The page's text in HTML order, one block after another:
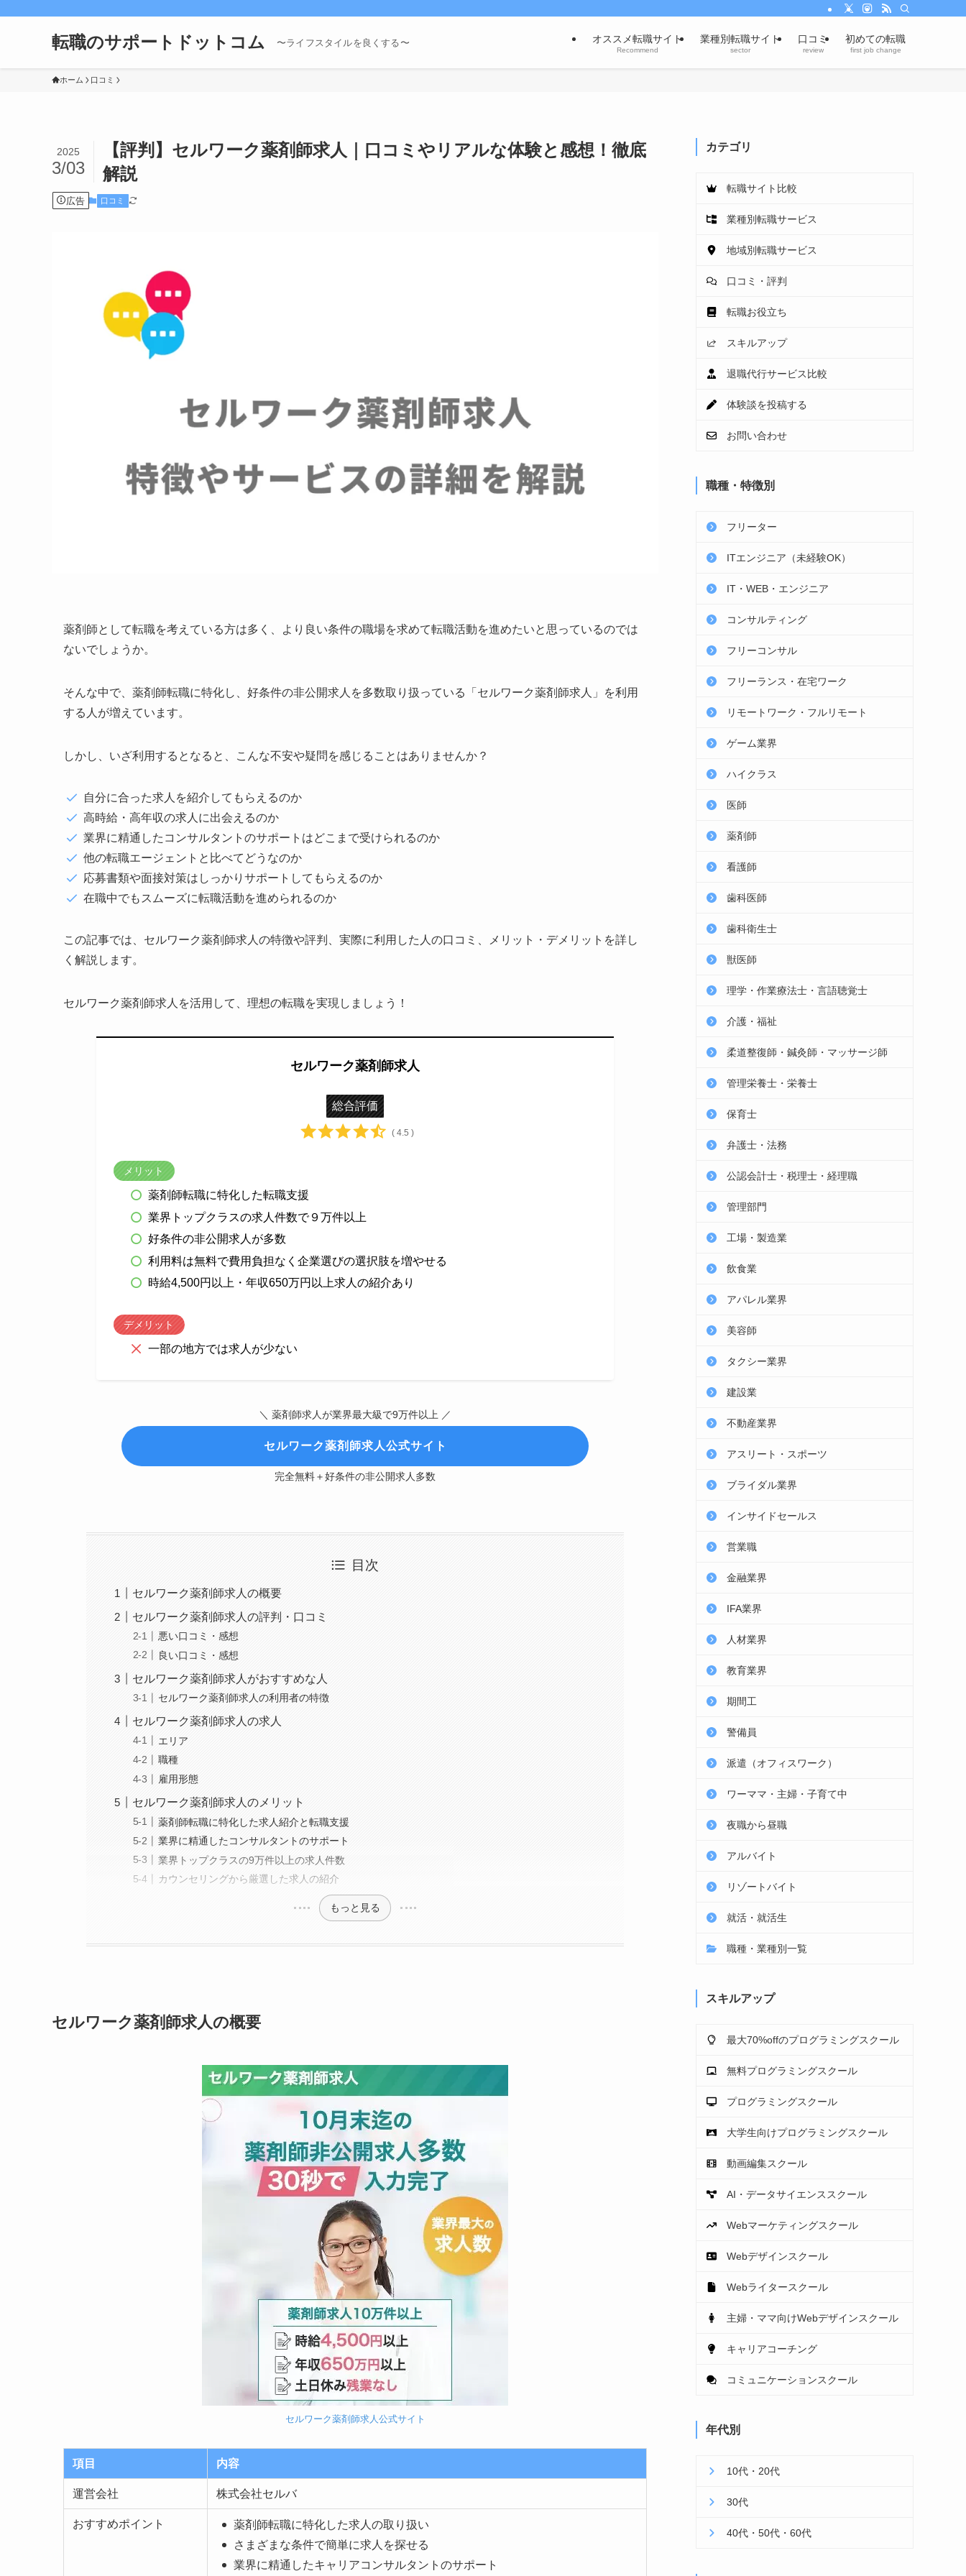
転職のサポートドットコム 〜ライフスタイルを良くする〜 オススメ転職サイト
Recommend
業種別転職サイト
sector
口コミ
review
初めての転職
first job change
ホーム 口コミ
【評判】セルワーク薬剤師求人｜口コミやリアルな体験と感想！徹底
解説
2025
3/03
広告 口コミ
薬剤師として転職を考えている方は多く、より良い条件の職場を求めて転職活動を進めたいと思っているのでは
ないでしょうか。
そんな中で、薬剤師転職に特化し、好条件の非公開求人を多数取り扱っている「セルワーク薬剤師求人」を利用
する人が増えています。
しかし、いざ利用するとなると、こんな不安や疑問を感じることはありませんか？
自分に合った求人を紹介してもらえるのか
高時給・高年収の求人に出会えるのか
業界に精通したコンサルタントのサポートはどこまで受けられるのか
他の転職エージェントと比べてどうなのか
応募書類や面接対策はしっかりサポートしてもらえるのか
在職中でもスムーズに転職活動を進められるのか
この記事では、セルワーク薬剤師求人の特徴や評判、実際に利用した人の口コミ、メリット・デメリットを詳し
く解説します。
セルワーク薬剤師求人を活用して、理想の転職を実現しましょう！
セルワーク薬剤師求人
総合評価
( 4.5 )
メリット
薬剤師転職に特化した転職支援
業界トップクラスの求人件数で９万件以上
好条件の非公開求人が多数
利用料は無料で費用負担なく企業選びの選択肢を増やせる
時給4,500円以上・年収650万円以上求人の紹介あり
デメリット
一部の地方では求人が少ない
＼ 薬剤師求人が業界最大級で9万件以上 ／
セルワーク薬剤師求人公式サイト
完全無料＋好条件の非公開求人多数
目次
セルワーク薬剤師求人の概要
セルワーク薬剤師求人の評判・口コミ
悪い口コミ・感想
良い口コミ・感想
セルワーク薬剤師求人がおすすめな人
セルワーク薬剤師求人の利用者の特徴
セルワーク薬剤師求人の求人
エリア
職種
雇用形態
セルワーク薬剤師求人のメリット
薬剤師転職に特化した求人紹介と転職支援
業界に精通したコンサルタントのサポート
業界トップクラスの9万件以上の求人件数
カウンセリングから厳選した求人の紹介
もっと見る
セルワーク薬剤師求人の概要
セルワーク薬剤師求人公式サイト
項目 内容
運営会社 株式会社セルバ
おすすめポイント
薬剤師転職に特化した求人の取り扱い
さまざまな条件で簡単に求人を探せる
業界に精通したキャリアコンサルタントのサポート
カテゴリ
転職サイト比較
業種別転職サービス
地域別転職サービス
口コミ・評判
転職お役立ち
スキルアップ
退職代行サービス比較
体験談を投稿する
お問い合わせ
職種・特徴別
フリーター
ITエンジニア（未経験OK）
IT・WEB・エンジニア
コンサルティング
フリーコンサル
フリーランス・在宅ワーク
リモートワーク・フルリモート
ゲーム業界
ハイクラス
医師
薬剤師
看護師
歯科医師
歯科衛生士
獣医師
理学・作業療法士・言語聴覚士
介護・福祉
柔道整復師・鍼灸師・マッサージ師
管理栄養士・栄養士
保育士
弁護士・法務
公認会計士・税理士・経理職
管理部門
工場・製造業
飲食業
アパレル業界
美容師
タクシー業界
建設業
不動産業界
アスリート・スポーツ
ブライダル業界
インサイドセールス
営業職
金融業界
IFA業界
人材業界
教育業界
期間工
警備員
派遣（オフィスワーク）
ワーママ・主婦・子育て中
夜職から昼職
アルバイト
リゾートバイト
就活・就活生
職種・業種別一覧
スキルアップ
最大70%offのプログラミングスクール
無料プログラミングスクール
プログラミングスクール
大学生向けプログラミングスクール
動画編集スクール
AI・データサイエンススクール
Webマーケティングスクール
Webデザインスクール
Webライタースクール
主婦・ママ向けWebデザインスクール
キャリアコーチング
コミュニケーションスクール
年代別
10代・20代
30代
40代・50代・60代